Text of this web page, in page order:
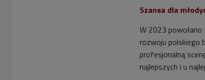
Szansa dla
W 2023
rozwoju polskiego
profesjonalną
najlepszych i u